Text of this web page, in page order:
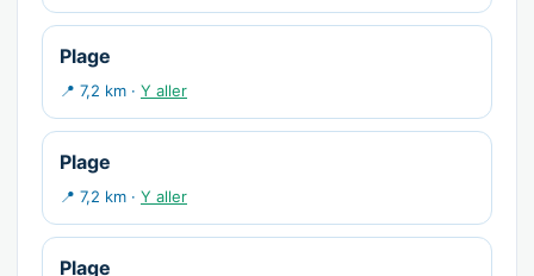
Plage
📍 7,2 km · Y aller
Plage
📍 7,2 km · Y aller
Plage